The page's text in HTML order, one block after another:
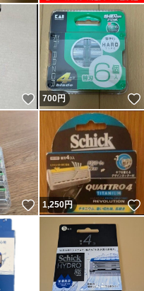
いいね！
700円
いいね！
1,250円